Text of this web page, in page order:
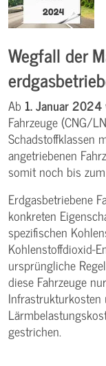
Wegfall der
Ab 1. Januar 2024
Fahrzeuge (CNG/
Schadstoffklassen
angetriebenen
somit noch bis
Erdgasbetriebene
konkreten
spezifischen
Kohlenstoffdioxid-
ursprüngliche
diese Fahrzeuge
gestrichen.